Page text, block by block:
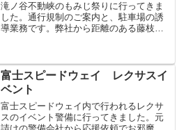
滝ノ谷不動峡のもみじ祭りに行ってきま
した。通行規制のご案内と、駐車場の誘
導業務です。弊社から距離のある藤枝市
令書』が役立ちます。全ての現場で作成
しなければならない書類の1...
富士スピードウェイ レクサスイ
ベント
富士スピードウェイ内で行われるレクサ
スのイベント警備に行ってきました。元